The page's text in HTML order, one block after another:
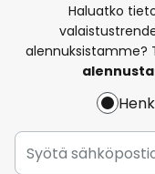
Haluatko
alennuksistamme?